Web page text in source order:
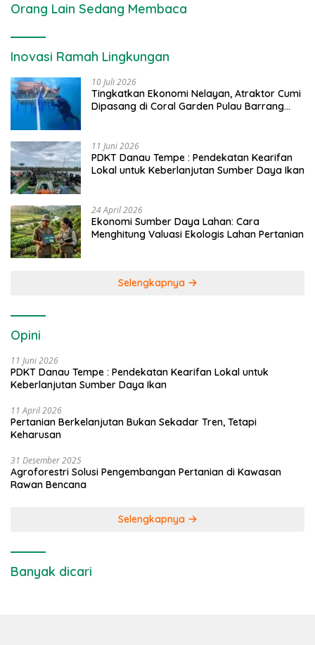
Orang Lain Sedang Membaca
Inovasi Ramah Lingkungan
10 Juli 2026
Tingkatkan Ekonomi Nelayan, Atraktor Cumi
Dipasang di Coral Garden Pulau Barrang
11 Juni 2026
PDKT Danau Tempe : Pendekatan Kearifan
Lokal untuk Keberlanjutan Sumber Daya Ikan
24 April 2026
Ekonomi Sumber Daya Lahan: Cara
Menghitung Valuasi Ekologis Lahan Pertanian
Selengkapnya
Opini
11 Juni 2026
PDKT Danau Tempe : Pendekatan Kearifan Lokal untuk
Keberlanjutan Sumber Daya Ikan
11 April 2026
Pertanian Berkelanjutan Bukan Sekadar Tren, Tetapi
Keharusan
31 Desember 2025
Agroforestri Solusi Pengembangan Pertanian di Kawasan
Rawan Bencana
Selengkapnya
Banyak dicari